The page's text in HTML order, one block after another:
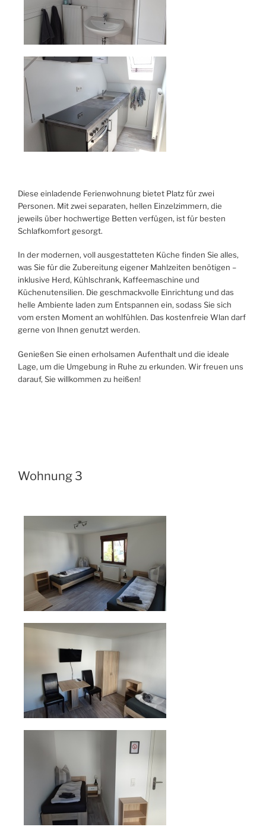
Diese einladende Ferienwohnung bietet Platz für zwei
Personen. Mit zwei separaten, hellen Einzelzimmern, die
jeweils über hochwertige Betten verfügen, ist für besten
Schlafkomfort gesorgt.
In der modernen, voll ausgestatteten Küche finden Sie alles,
was Sie für die Zubereitung eigener Mahlzeiten benötigen –
inklusive Herd, Kühlschrank, Kaffeemaschine und
Küchenutensilien. Die geschmackvolle Einrichtung und das
helle Ambiente laden zum Entspannen ein, sodass Sie sich
vom ersten Moment an wohlfühlen. Das kostenfreie Wlan darf
gerne von Ihnen genutzt werden.
Genießen Sie einen erholsamen Aufenthalt und die ideale
Lage, um die Umgebung in Ruhe zu erkunden. Wir freuen uns
darauf, Sie willkommen zu heißen!
Wohnung 3